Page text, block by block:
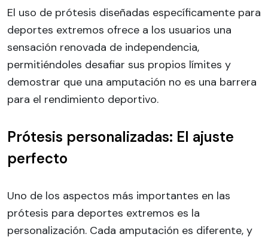
El uso de prótesis diseñadas específicamente para
deportes extremos ofrece a los usuarios una
sensación renovada de independencia,
permitiéndoles desafiar sus propios límites y
demostrar que una amputación no es una barrera
para el rendimiento deportivo.
Prótesis personalizadas: El ajuste
perfecto
Uno de los aspectos más importantes en las
prótesis para deportes extremos es la
personalización. Cada amputación es diferente, y